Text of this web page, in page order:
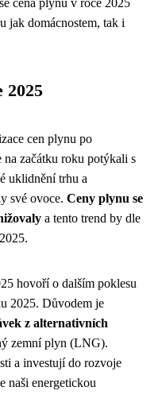
jak domácnostem, tak i
2025
cen plynu po
začátku roku potýkali s
uklidnění trhu a
své ovoce. Ceny plynu se
a tento trend by dle
hovoří o dalším poklesu
2025. Důvodem je
z alternativních
zemní plyn (LNG).
a investují do rozvoje
naši energetickou